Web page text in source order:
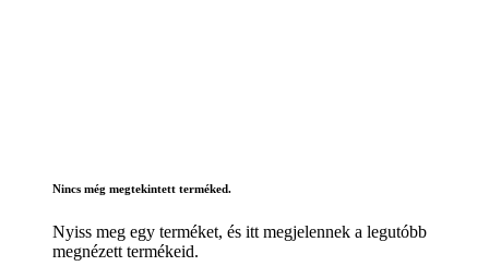
Nincs még megtekintett terméked.
Nyiss meg egy terméket, és itt megjelennek a legutóbb
megnézett termékeid.